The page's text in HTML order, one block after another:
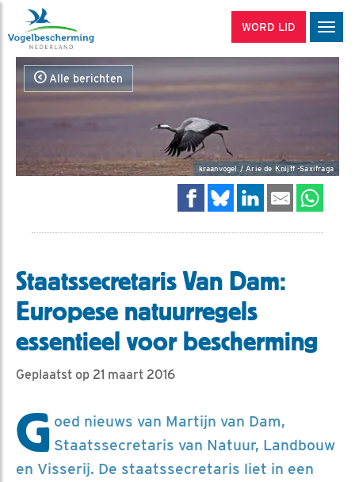
WORD LID
Alle berichten
kraanvogel / Arie de Knijff -Saxifraga
Staatssecretaris Van Dam:
Europese natuurregels
essentieel voor bescherming
Geplaatst op 21 maart 2016
G oed nieuws van Martijn van Dam,
Staatssecretaris van Natuur, Landbouw
en Visserij. De staatssecretaris liet in een